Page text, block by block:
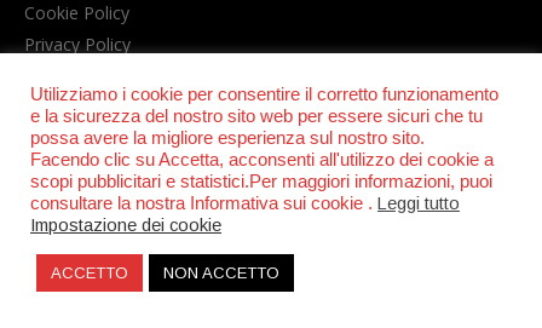
© POWER RADIO srl | C.F. e P.IVA 06157210631
Cookie Policy
Privacy Policy
Utilizziamo i cookie per consentire il corretto funzionamento
e la sicurezza del nostro sito web per essere sicuri che tu
possa avere la migliore esperienza sul nostro sito.
Facendo clic su Accetta, acconsenti all'utilizzo dei cookie a
scopi pubblicitari e statistici.Per maggiori informazioni, puoi
consultare la nostra Informativa sui cookie . Leggi tutto
Impostazione dei cookie
ACCETTO NON ACCETTO